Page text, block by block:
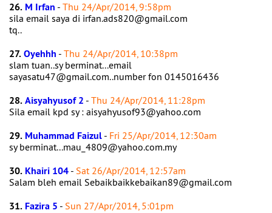
26. M Irfan - Thu 24/Apr/2014, 9:58pm
sila email saya di irfan.ads820@gmail.com
tq..
27.Oyehhh - Thu 24/Apr/2014, 10:38pm
slam tuan..sy berminat...email
sayasatu47@gmail.com..number fon 0145016436
28.Aisyahyusof 2 - Thu 24/Apr/2014, 11:28pm
Sila email kpd sy : aisyahyusof93@yahoo.com
29. Muhammad Faizul - Fri 25/Apr/2014, 12:30am
sy berminat...mau_4809@yahoo.com.my
30. Khairi 104 - Sat 26/Apr/2014, 12:57am
Salam bleh email Sebaikbaikkebaikan89@gmail.com
31. Fazira 5 - Sun 27/Apr/2014, 5:01pm